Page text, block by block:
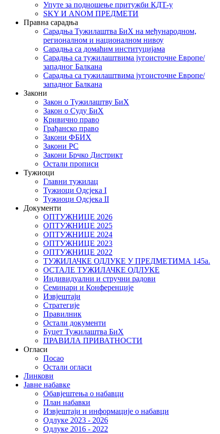
Упуте за подношење притужби КДТ-у
SKY И ANOM ПРЕДМЕТИ
Правна сарадња
Сарадња Тужилаштва БиХ на међународном,
регионалном и националном нивоу
Сарадња са домаћим институцијама
Сарадња са тужилаштвима југоисточне Европе/
западног Балкана
Сарадња са тужилаштвима југоисточне Европе/
западног Балкана
Закони
Закон о Тужилаштву БиХ
Закон о Суду БиХ
Кривично право
Грађанско право
Закони ФБИХ
Закони РС
Закони Брчко Дистрикт
Остали прописи
Тужиоци
Главни тужилац
Тужиоци Oдсјекa I
Тужиоци Oдсјекa II
Документи
ОПТУЖНИЦЕ 2026
ОПТУЖНИЦЕ 2025
ОПТУЖНИЦЕ 2024
ОПТУЖНИЦЕ 2023
ОПТУЖНИЦЕ 2022
ТУЖИЛАЧКЕ ОДЛУКЕ У ПРЕДМЕТИМА 145а.
ОСТАЛЕ ТУЖИЛАЧКЕ ОДЛУКЕ
Индивидуални и стручни радови
Семинари и Конференције
Извјештаји
Стратегије
Правилник
Остали документи
Буџет Тужилаштва БиХ
ПРАВИЛА ПРИВАТНОСТИ
Огласи
Посао
Остали огласи
Линкови
Јавне набавке
Обавјештења о набавци
План набавки
Извјештаји и информације о набавци
Одлуке 2023 - 2026
Одлуке 2016 - 2022